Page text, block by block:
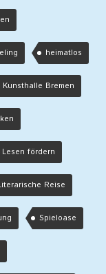
heimatlos
Kunsthalle Bremen
Lesen fördern
Reise
Spieloase